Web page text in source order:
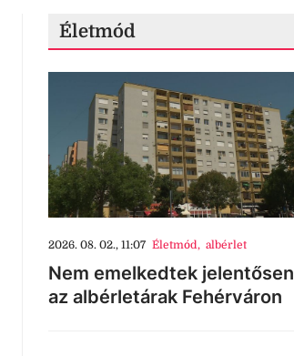
Életmód
2026. 08. 02., 11:07 Életmód, albérlet
Nem emelkedtek jelentősen
az albérletárak Fehérváron